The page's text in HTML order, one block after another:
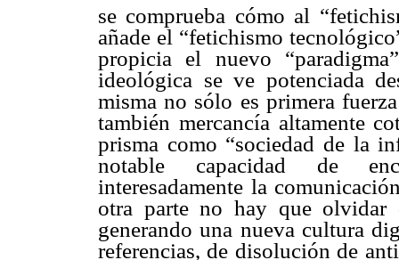
se comprueba cómo al
añade el “fetichismo
propicia el nuevo
ideológica se ve potenciada
misma no sólo es primera
también mercancía altamente
prisma como “sociedad de la
notable capacidad de
interesadamente la
otra parte no hay que olvidar
generando una nueva cultura
referencias, de disolución de